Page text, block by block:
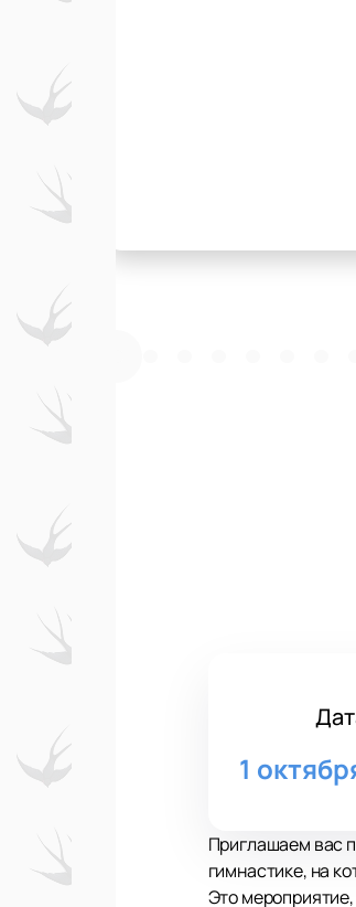
1
Приглашаем вас
гимнастике, на
Это мероприятие,